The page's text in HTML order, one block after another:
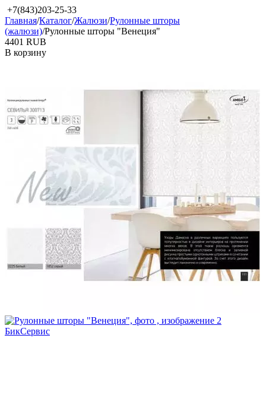
+7(843)203-25-33
Главная/Каталог/Жалюзи/Рулонные шторы
(жалюзи)/Рулонные шторы "Венеция"
‍4401‍ RUB
В корзину